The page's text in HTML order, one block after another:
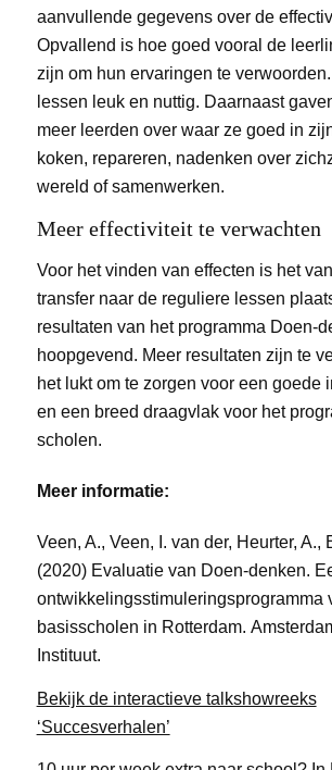
aanvullende gegevens over de
Opvallend is hoe goed vooral de
zijn om hun ervaringen te
lessen leuk en nuttig. Daarnaast
meer leerden over waar ze goed in
koken, repareren, nadenken over
wereld of samenwerken.
Meer effectiviteit te verwachten
Voor het vinden van effecten is het
transfer naar de reguliere lessen
resultaten van het programma Doen-
hoopgevend. Meer resultaten zijn te
het lukt om te zorgen voor een goede
en een breed draagvlak voor het
scholen.
Meer informatie:
Veen, A., Veen, I. van der, Heurter, A.,
(2020) Evaluatie van Doen-denken.
ontwikkelingsstimuleringsprogramma
basisscholen in Rotterdam.
Instituut.
Bekijk de interactieve talkshowreeks
‘Succesverhalen’